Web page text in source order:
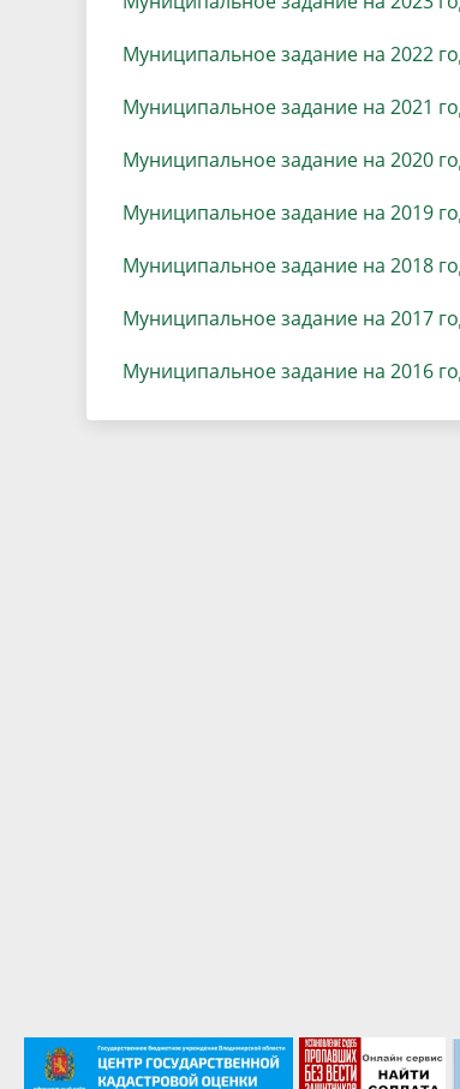
Градостроительная деятельность
Координационные и совещательные
органы
Муниципальное задание на 2022
Муниципальное задание на 2021
Муниципальное задание на 2020
Муниципальное задание на 2019
Муниципальное задание на 2018
Муниципальное задание на 2017
Муниципальное задание на 2016